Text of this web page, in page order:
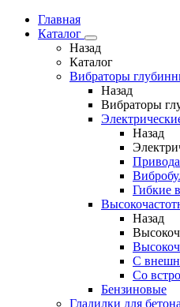
Главная
Каталог
Назад
Каталог
Вибраторы
Назад
Вибраторы
Назад
Привода
Гибкие
Назад
С
Cо
Бензиновые
Гладилки для бетона